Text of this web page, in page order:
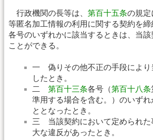
行政機関の長等は、 第百十五条の規定
等匿名加工情報の利用に関する契約を
各号のいずれかに該当するときは、当該
ことができる。
一 偽りその他不正の手段により
したとき。
二 第百十三条各号（第百十八条
準用する場合を含む。）のいずれ
ととなったとき。
三 当該契約において定められた
大な違反があったとき。